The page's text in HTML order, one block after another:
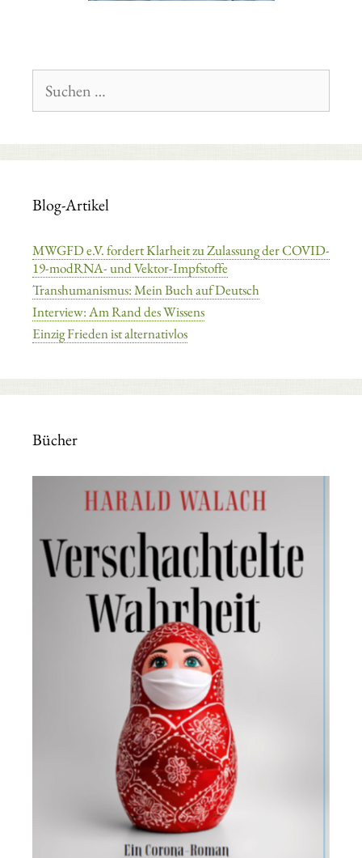
nach:
Blog-Artikel
MWGFD e.V. fordert Klarheit zu Zulassung der COVID-
19-modRNA- und Vektor-Impfstoffe
Transhumanismus: Mein Buch auf Deutsch
Interview: Am Rand des Wissens
Einzig Frieden ist alternativlos
Bücher